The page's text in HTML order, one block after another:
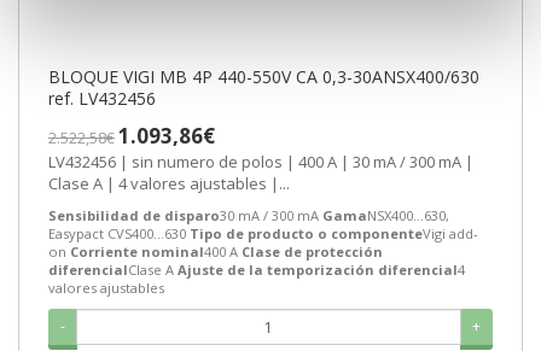
BLOQUE VIGI MB 4P 440-550V CA 0,3-30ANSX400/630
ref. LV432456
2.522,58€1.093,86€
LV432456 | sin numero de polos | 400 A | 30 mA / 300 mA |
Clase A | 4 valores ajustables |...
Sensibilidad de disparo30 mA / 300 mA GamaNSX400...630,
Easypact CVS400...630 Tipo de producto o componenteVigi add-
on Corriente nominal400 A Clase de protección
diferencialClase A Ajuste de la temporización diferencial4
valores ajustables
- +